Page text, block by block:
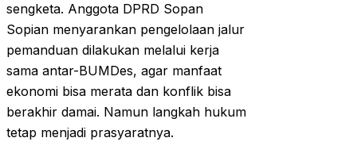
sengketa. Anggota DPRD Sopan
Sopian menyarankan pengelolaan jalur
pemanduan dilakukan melalui kerja
sama antar-BUMDes, agar manfaat
ekonomi bisa merata dan konflik bisa
berakhir damai. Namun langkah hukum
tetap menjadi prasyaratnya.